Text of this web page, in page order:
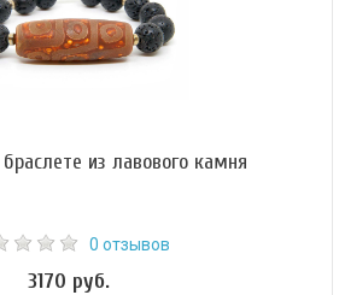
из лавового камня
0 отзывов
3170 руб.